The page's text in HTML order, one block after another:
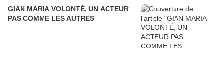
GIAN MARIA VOLONTÉ, UN ACTEUR
PAS COMME LES AUTRES